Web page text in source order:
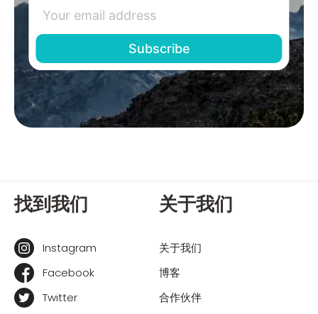
找到我们
Instagram
Facebook
Twitter
关于我们
关于我们
博客
合作伙伴